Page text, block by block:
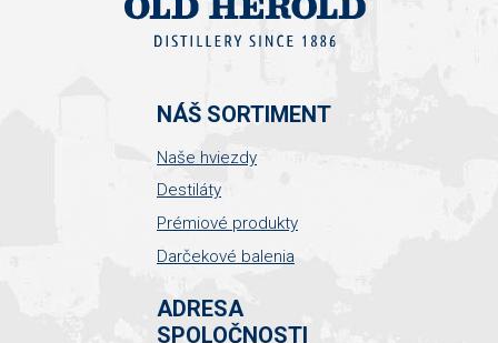
NÁŠ SORTIMENT
Naše hviezdy
Destiláty
Prémiové produkty
Darčekové balenia
ADRESA
SPOLOČNOSTI